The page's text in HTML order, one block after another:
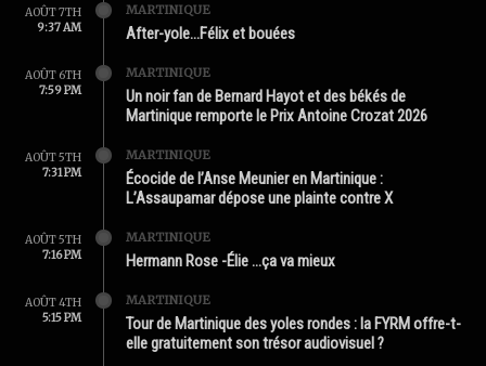
AOÛT 7TH
9:37 AM
MARTINIQUE
After-yole…Félix et bouées
AOÛT 6TH
7:59 PM
MARTINIQUE
Un noir fan de Bernard Hayot et des békés de
Martinique remporte le Prix Antoine Crozat 2026
AOÛT 5TH
7:31 PM
MARTINIQUE
Écocide de l’Anse Meunier en Martinique :
L’Assaupamar dépose une plainte contre X
AOÛT 5TH
7:16 PM
MARTINIQUE
Hermann Rose -Élie …ça va mieux
AOÛT 4TH
5:15 PM
MARTINIQUE
Tour de Martinique des yoles rondes : la FYRM offre-t-
elle gratuitement son trésor audiovisuel ?